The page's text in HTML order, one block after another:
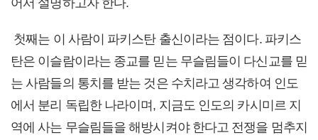
첫째는 이 사람이 파키스탄 출신이라는 점이다. 파키스
탄은 이슬람이라는 종교를 믿는 무슬림들이 다신교를 믿
는 사람들의 통치를 받는 것은 수치라고 생각하여 인도
에서 분리 독립한 나라이며, 지금도 인도의 카시미르 지
역에 사는 무슬림들을 해방시켜야 한다고 전쟁을 멈추지